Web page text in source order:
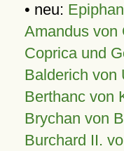
• neu:
Amandus von
Coprica und
Balderich von
Berthanc von
Brychan von
Burchard II.